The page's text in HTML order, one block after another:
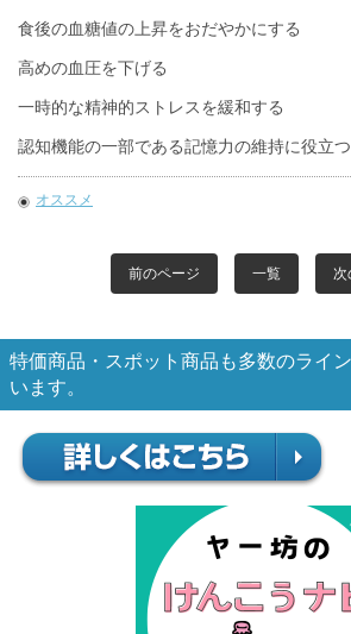
食後の血糖値の上昇をおだやかにする
高めの血圧を下げる
一時的な精神的ストレスを緩和する
認知機能の一部である記憶力の維持に役立つ
オススメ
前のページ 一覧 次
特価商品・スポット商品も多数のライ
います。